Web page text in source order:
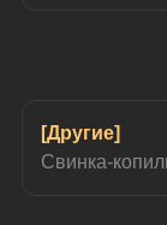
[Другие]
Свинка-